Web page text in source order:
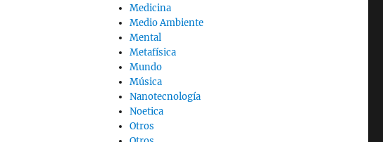
Medicina
Medio Ambiente
Mental
Metafísica
Mundo
Música
Nanotecnología
Noetica
Otros